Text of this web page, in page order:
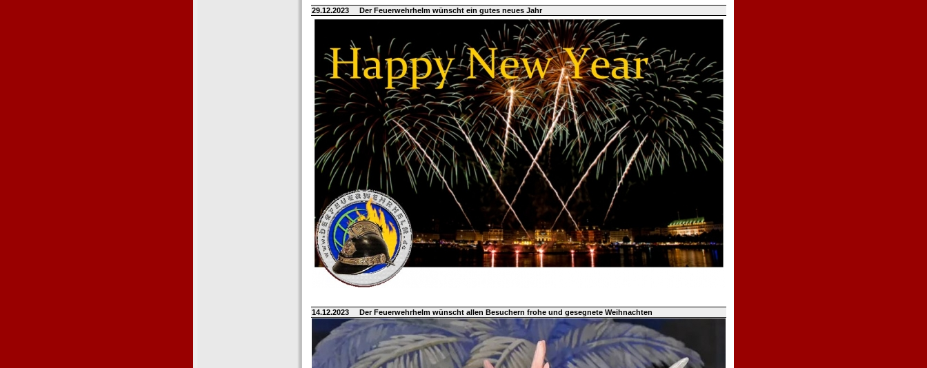
29.12.2023 Der Feuerwehrhelm wünscht ein gutes neues Jahr
14.12.2023 Der Feuerwehrhelm wünscht allen Besuchern frohe und gesegnete Weihnachten